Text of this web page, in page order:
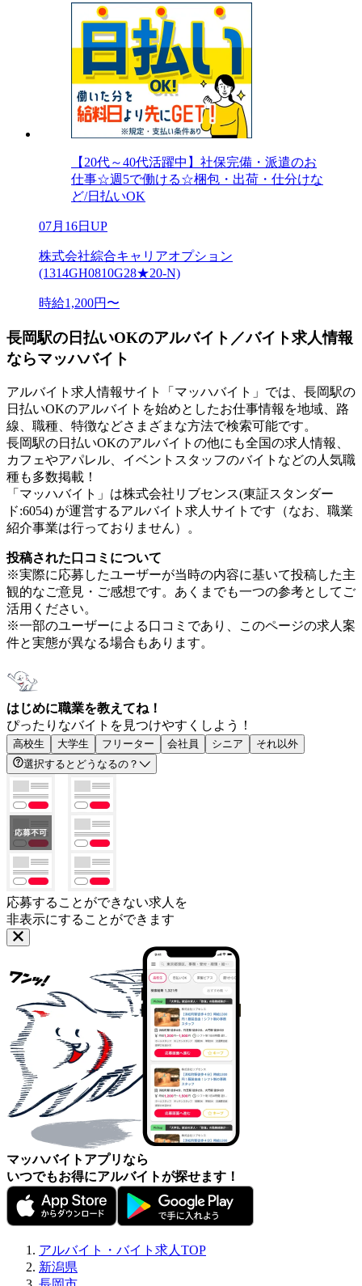
【20代～40代活躍中】社保完備・派遣のお
仕事☆週5で働ける☆梱包・出荷・仕分けな
ど/日払いOK
07月16日UP
株式会社綜合キャリアオプション
(1314GH0810G28★20-N)
時給1,200円〜
長岡駅の日払いOKのアルバイト／バイト求人情報
ならマッハバイト
アルバイト求人情報サイト「マッハバイト」では、長岡駅の
日払いOKのアルバイトを始めとしたお仕事情報を地域、路
線、職種、特徴などさまざまな方法で検索可能です。
長岡駅の日払いOKのアルバイトの他にも全国の求人情報、
カフェやアパレル、イベントスタッフのバイトなどの人気職
種も多数掲載！
「マッハバイト」は株式会社リブセンス(東証スタンダー
ド:6054) が運営するアルバイト求人サイトです（なお、職業
紹介事業は行っておりません）。
投稿された口コミについて
※実際に応募したユーザーが当時の内容に基いて投稿した主
観的なご意見・ご感想です。あくまでも一つの参考としてご
活用ください。
※一部のユーザーによる口コミであり、このページの求人案
件と実態が異なる場合もあります。
はじめに職業を教えてね！
ぴったりなバイトを見つけやすくしよう！
高校生 大学生 フリーター 会社員 シニア
それ以外
選択するとどうなるの？
応募することができない求人を
非表示にすることができます
マッハバイトアプリなら
いつでもお得にアルバイトが探せます！
アルバイト・バイト求人TOP
新潟県